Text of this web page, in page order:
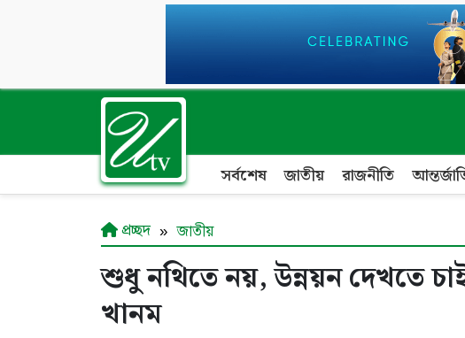
সর্বশেষ জাতীয় রাজনীতি
প্রচ্ছদ জাতীয়
শুধু নথিতে নয়, উন্নয়ন দেখতে
খানম